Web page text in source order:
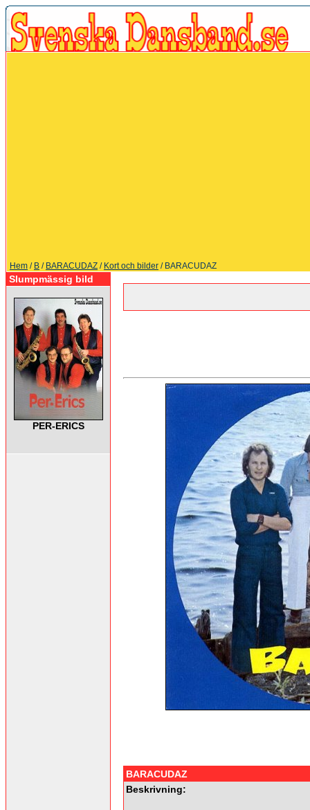
Hem / B / BARACUDAZ / Kort och bilder / BARACUDAZ
Slumpmässig bild
PER-ERICS
BARACUDAZ
Beskrivning: